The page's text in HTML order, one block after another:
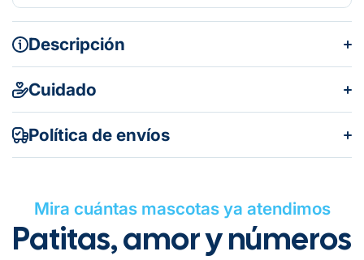
Descripción
Cuidado
Política de envíos
Mira cuántas mascotas ya atendimos
Patitas, amor y números